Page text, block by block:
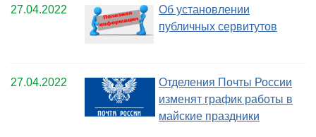
27.04.2022
Об установлении
публичных сервитутов
27.04.2022
Отделения Почты России
изменят график работы в
майские праздники